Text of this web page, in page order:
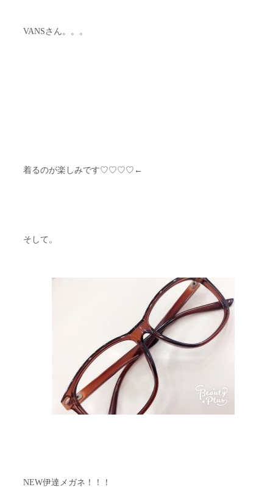
VANSさん。。。
着るのが楽しみです♡♡♡♡←
そして。
NEW伊達メガネ！！！